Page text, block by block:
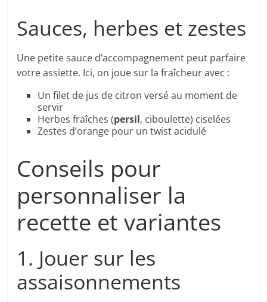
Sauces, herbes et zestes
Une petite sauce d’accompagnement peut parfaire
votre assiette. Ici, on joue sur la fraîcheur avec :
Un filet de jus de citron versé au moment de
servir
Herbes fraîches (persil, ciboulette) ciselées
Zestes d’orange pour un twist acidulé
Conseils pour
personnaliser la
recette et variantes
1. Jouer sur les
assaisonnements